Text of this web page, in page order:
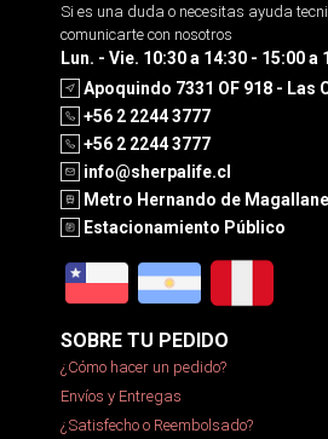
Si es una duda o necesitas ayuda
comunicarte con nosotros
Lun. - Vie. 10:30 a 14:30 - 15:00 a
Apoquindo 7331 OF 918 - Las
+56 2 2244 3777
+56 2 2244 3777
info@sherpalife.cl
Metro Hernando de
Estacionamiento Público
SOBRE TU PEDIDO
¿Cómo hacer un pedido?
Envíos y Entregas
¿Satisfecho o Reembolsado?